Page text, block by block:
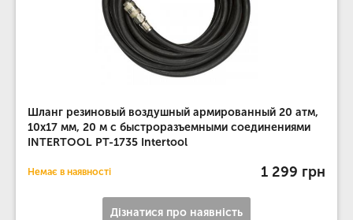
Шланг резиновый воздушный армированный 20 атм,
10x17 мм, 20 м с быстроразъемными соединениями
INTERTOOL PT-1735 Intertool
Немає в наявності 1 299 грн
Дізнатися про наявність